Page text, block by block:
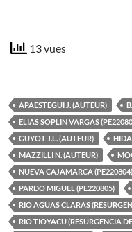
13 vues
APAESTEGUI J. (AUTEUR)
ELIAS SOPLIN VARGAS
GUYOT J.L. (AUTEUR)
MAZZILLI N. (AUTEUR)
NUEVA CAJAMARCA (PE220804)
PARDO MIGUEL (PE220805)
RIO AGUAS CLARAS
RIO TIOYACU (RESURGENCIA